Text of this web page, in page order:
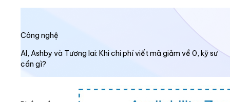
Công nghệ
AI, Ashby và Tương lai: Khi chi phí viết mã giảm về 0, kỹ sư
cần gì?